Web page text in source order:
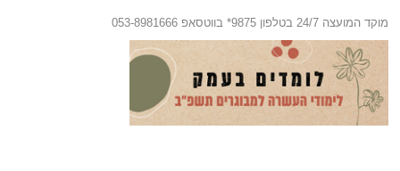
מוקד המועצה24/7 בטלפון 9875* בווטסאפ 053-8981666